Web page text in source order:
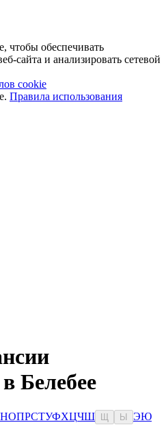
чтобы обеспечивать
сайта и анализировать сетевой
cookie
Правила использования
Белебее
НОПРСТУФХЦЧШ Ы ЭЮ